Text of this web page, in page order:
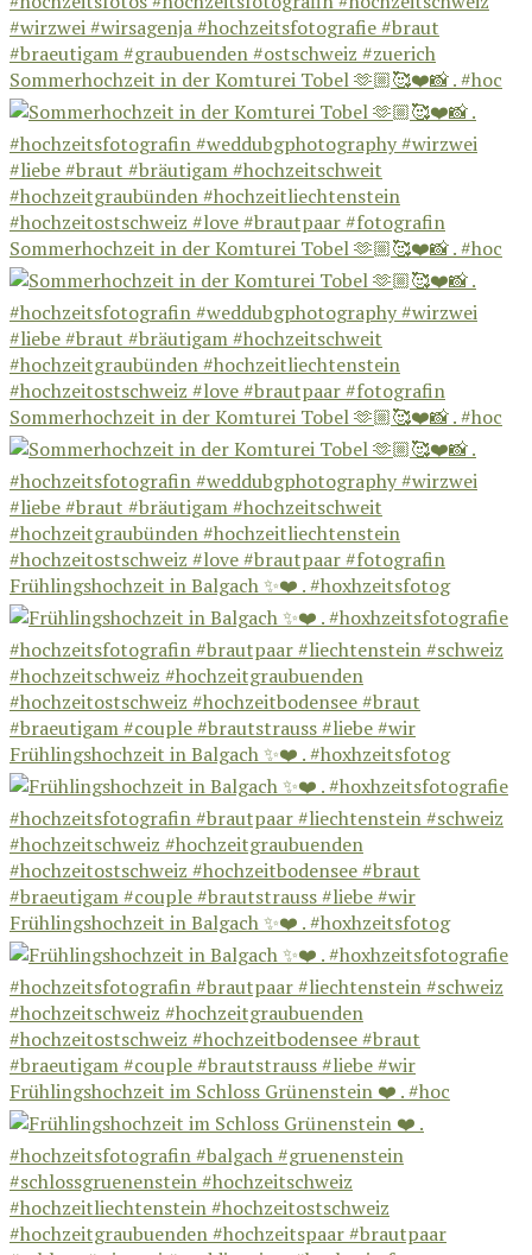
Sommerhochzeit in der Komturei Tobel 🫶🏼🥰❤️📸 . #hoc
Sommerhochzeit in der Komturei Tobel 🫶🏼🥰❤️📸 . #hoc
Sommerhochzeit in der Komturei Tobel 🫶🏼🥰❤️📸 . #hoc
Frühlingshochzeit in Balgach ✨❤️ . #hoxhzeitsfotog
Frühlingshochzeit in Balgach ✨❤️ . #hoxhzeitsfotog
Frühlingshochzeit in Balgach ✨❤️ . #hoxhzeitsfotog
Frühlingshochzeit im Schloss Grünenstein ❤️ . #hoc